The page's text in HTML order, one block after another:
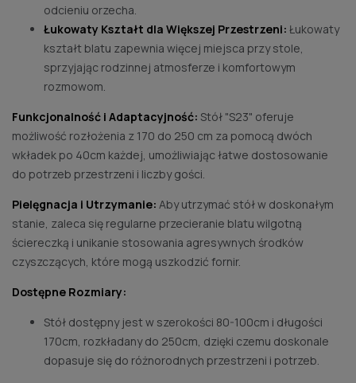
odcieniu orzecha.
Łukowaty Kształt dla Większej Przestrzeni: Łukowaty
kształt blatu zapewnia więcej miejsca przy stole,
sprzyjając rodzinnej atmosferze i komfortowym
rozmowom.
Funkcjonalność i Adaptacyjność: Stół "S23" oferuje
możliwość rozłożenia z 170 do 250 cm za pomocą dwóch
wkładek po 40cm każdej, umożliwiając łatwe dostosowanie
do potrzeb przestrzeni i liczby gości.
Pielęgnacja i Utrzymanie: Aby utrzymać stół w doskonałym
stanie, zaleca się regularne przecieranie blatu wilgotną
ściereczką i unikanie stosowania agresywnych środków
czyszczących, które mogą uszkodzić fornir.
Dostępne Rozmiary:
Stół dostępny jest w szerokości 80-100cm i długości
170cm, rozkładany do 250cm, dzięki czemu doskonale
dopasuje się do różnorodnych przestrzeni i potrzeb.